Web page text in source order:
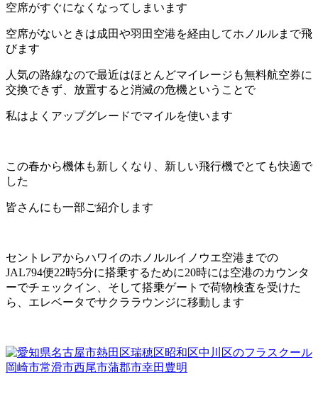
空席がすぐになくなってしまいます
空席がないときは成田や羽田空港を経由してホノルルまで飛
びます
人気の路線なので最近はほとんどマイレージも無料航空券に
交換できず、放置すると消滅の危機ということで
私はよくアップグレードでマイルを使います
この春から機体も新しくなり、新しい飛行機でとても快適で
した
皆さんにも一部ご紹介します
セントレアからハワイのホノルルイノウエ空港までの
JAL794便22時5分に搭乗するために20時には空港のカウンタ
ーでチェックイン、そして搭乗ゲートで荷物検査を受けた
ら、エレベータでサクララウンジに移動します